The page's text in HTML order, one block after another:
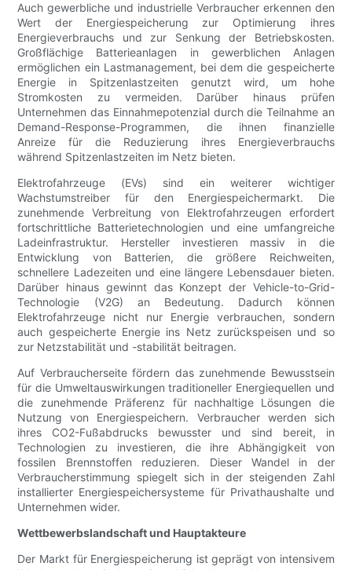
Auch gewerbliche und industrielle Verbraucher erkennen den
Wert der Energiespeicherung zur Optimierung ihres
Energieverbrauchs und zur Senkung der Betriebskosten.
Großflächige Batterieanlagen in gewerblichen Anlagen
ermöglichen ein Lastmanagement, bei dem die gespeicherte
Energie in Spitzenlastzeiten genutzt wird, um hohe
Stromkosten zu vermeiden. Darüber hinaus prüfen
Unternehmen das Einnahmepotenzial durch die Teilnahme an
Demand-Response-Programmen, die ihnen finanzielle
Anreize für die Reduzierung ihres Energieverbrauchs
während Spitzenlastzeiten im Netz bieten.
Elektrofahrzeuge (EVs) sind ein weiterer wichtiger
Wachstumstreiber für den Energiespeichermarkt. Die
zunehmende Verbreitung von Elektrofahrzeugen erfordert
fortschrittliche Batterietechnologien und eine umfangreiche
Ladeinfrastruktur. Hersteller investieren massiv in die
Entwicklung von Batterien, die größere Reichweiten,
schnellere Ladezeiten und eine längere Lebensdauer bieten.
Darüber hinaus gewinnt das Konzept der Vehicle-to-Grid-
Technologie (V2G) an Bedeutung. Dadurch können
Elektrofahrzeuge nicht nur Energie verbrauchen, sondern
auch gespeicherte Energie ins Netz zurückspeisen und so
zur Netzstabilität und -stabilität beitragen.
Auf Verbraucherseite fördern das zunehmende Bewusstsein
für die Umweltauswirkungen traditioneller Energiequellen und
die zunehmende Präferenz für nachhaltige Lösungen die
Nutzung von Energiespeichern. Verbraucher werden sich
ihres CO2-Fußabdrucks bewusster und sind bereit, in
Technologien zu investieren, die ihre Abhängigkeit von
fossilen Brennstoffen reduzieren. Dieser Wandel in der
Verbraucherstimmung spiegelt sich in der steigenden Zahl
installierter Energiespeichersysteme für Privathaushalte und
Unternehmen wider.
Wettbewerbslandschaft und Hauptakteure
Der Markt für Energiespeicherung ist geprägt von intensivem